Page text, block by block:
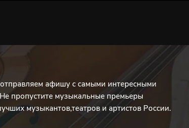
афишу с самыми интересными
пропустите музыкальные премьеры
музыкантов,театров и артистов России.